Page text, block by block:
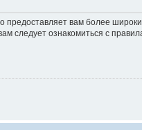
вам более
следует ознакомиться с